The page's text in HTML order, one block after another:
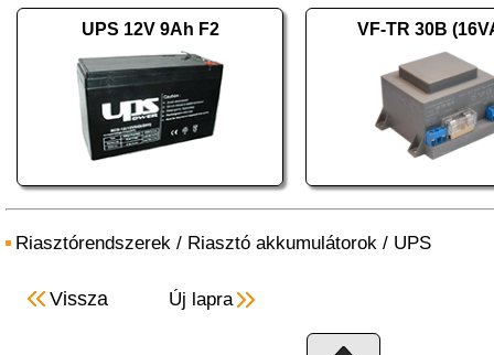
UPS 12V 9Ah F2 VF-TR 30B
Riasztórendszerek / Riasztó akkumulátorok / UPS
Vissza Új lapra